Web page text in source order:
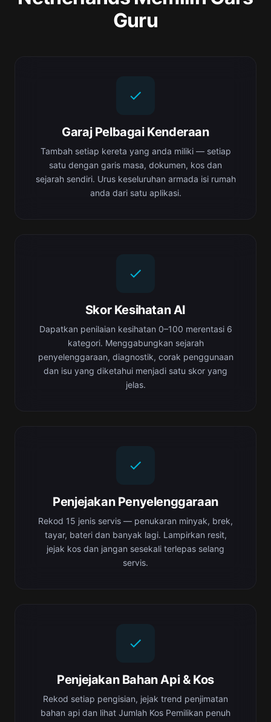
Guru
Garaj Pelbagai Kenderaan
Tambah setiap kereta yang anda miliki — setiap
satu dengan garis masa, dokumen, kos dan
sejarah sendiri. Urus keseluruhan armada isi rumah
anda dari satu aplikasi.
Skor Kesihatan AI
Dapatkan penilaian kesihatan 0–100 merentasi 6
kategori. Menggabungkan sejarah
penyelenggaraan, diagnostik, corak penggunaan
dan isu yang diketahui menjadi satu skor yang
jelas.
Penjejakan Penyelenggaraan
Rekod 15 jenis servis — penukaran minyak, brek,
tayar, bateri dan banyak lagi. Lampirkan resit,
jejak kos dan jangan sesekali terlepas selang
servis.
Penjejakan Bahan Api & Kos
Rekod setiap pengisian, jejak trend penjimatan
bahan api dan lihat Jumlah Kos Pemilikan penuh